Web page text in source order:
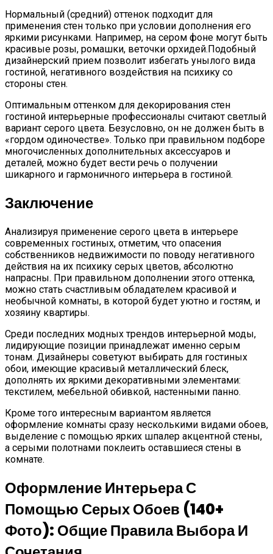
Нормальный (средний) оттенок подходит для
применения стен только при условии дополнения его
яркими рисунками. Например, на сером фоне могут быть
красивые розы, ромашки, веточки орхидей.Подобный
дизайнерский прием позволит избегать унылого вида
гостиной, негативного воздействия на психику со
стороны стен.
Оптимальным оттенком для декорирования стен
гостиной интерьерные профессионалы считают светлый
вариант серого цвета. Безусловно, он не должен быть в
«гордом одиночестве». Только при правильном подборе
многочисленных дополнительных аксессуаров и
деталей, можно будет вести речь о получении
шикарного и гармоничного интерьера в гостиной.
Заключение
Анализируя применение серого цвета в интерьере
современных гостиных, отметим, что опасения
собственников недвижимости по поводу негативного
действия на их психику серых цветов, абсолютно
напрасны. При правильном дополнении этого оттенка,
можно стать счастливым обладателем красивой и
необычной комнаты, в которой будет уютно и гостям, и
хозяину квартиры.
Среди последних модных трендов интерьерной моды,
лидирующие позиции принадлежат именно серым
тонам. Дизайнеры советуют выбирать для гостиных
обои, имеющие красивый металлический блеск,
дополнять их яркими декоративными элементами:
текстилем, мебельной обивкой, настенными панно.
Кроме того интересным вариантом является
оформление комнаты сразу несколькими видами обоев,
выделение с помощью ярких шпалер акцентной стены,
а серыми полотнами поклеить оставшиеся стены в
комнате.
Оформление Интерьера С
Помощью Серых Обоев (140+
Фото): Общие Правила Выбора И